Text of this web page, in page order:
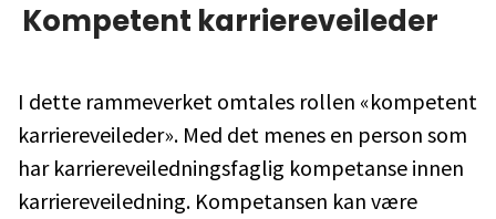
Kompetent karriereveileder
I dette rammeverket omtales rollen «kompetent
karriereveileder». Med det menes en person som
har karriereveiledningsfaglig kompetanse innen
karriereveiledning. Kompetansen kan være